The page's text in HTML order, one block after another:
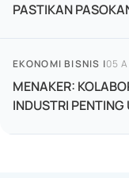
PASTIKAN
EKONOMI BISNIS |05
MENAKER:
INDUSTRI